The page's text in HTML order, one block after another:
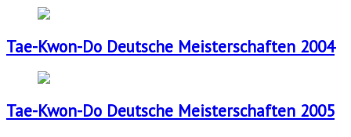
Tae-Kwon-Do Deutsche Meisterschaften 2004
Tae-Kwon-Do Deutsche Meisterschaften 2005